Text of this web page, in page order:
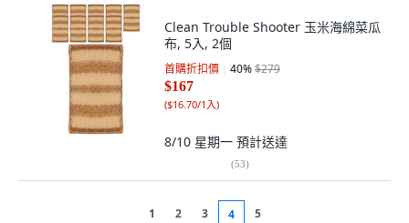
Clean Trouble Shooter 玉米海綿菜瓜
布, 5入, 2個
首購折扣價 40%$279
$167
($16.70/1入)
8/10 星期一 預計送達
(53)
1 2 3 4 5